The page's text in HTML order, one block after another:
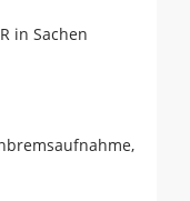
in Sachen